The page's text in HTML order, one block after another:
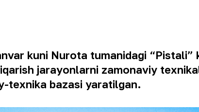
kuni Nurota tumanidagi
jarayonlarni zamonaviy
texnika bazasi yaratilgan.